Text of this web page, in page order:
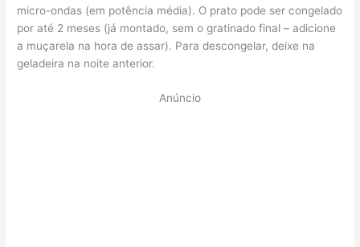
micro-ondas (em potência média). O prato pode ser congelado
por até 2 meses (já montado, sem o gratinado final – adicione
a muçarela na hora de assar). Para descongelar, deixe na
geladeira na noite anterior.
Anúncio